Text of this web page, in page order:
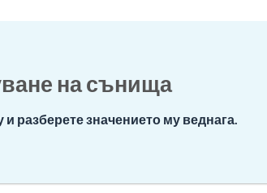
на сънища
разберете значението му веднага.